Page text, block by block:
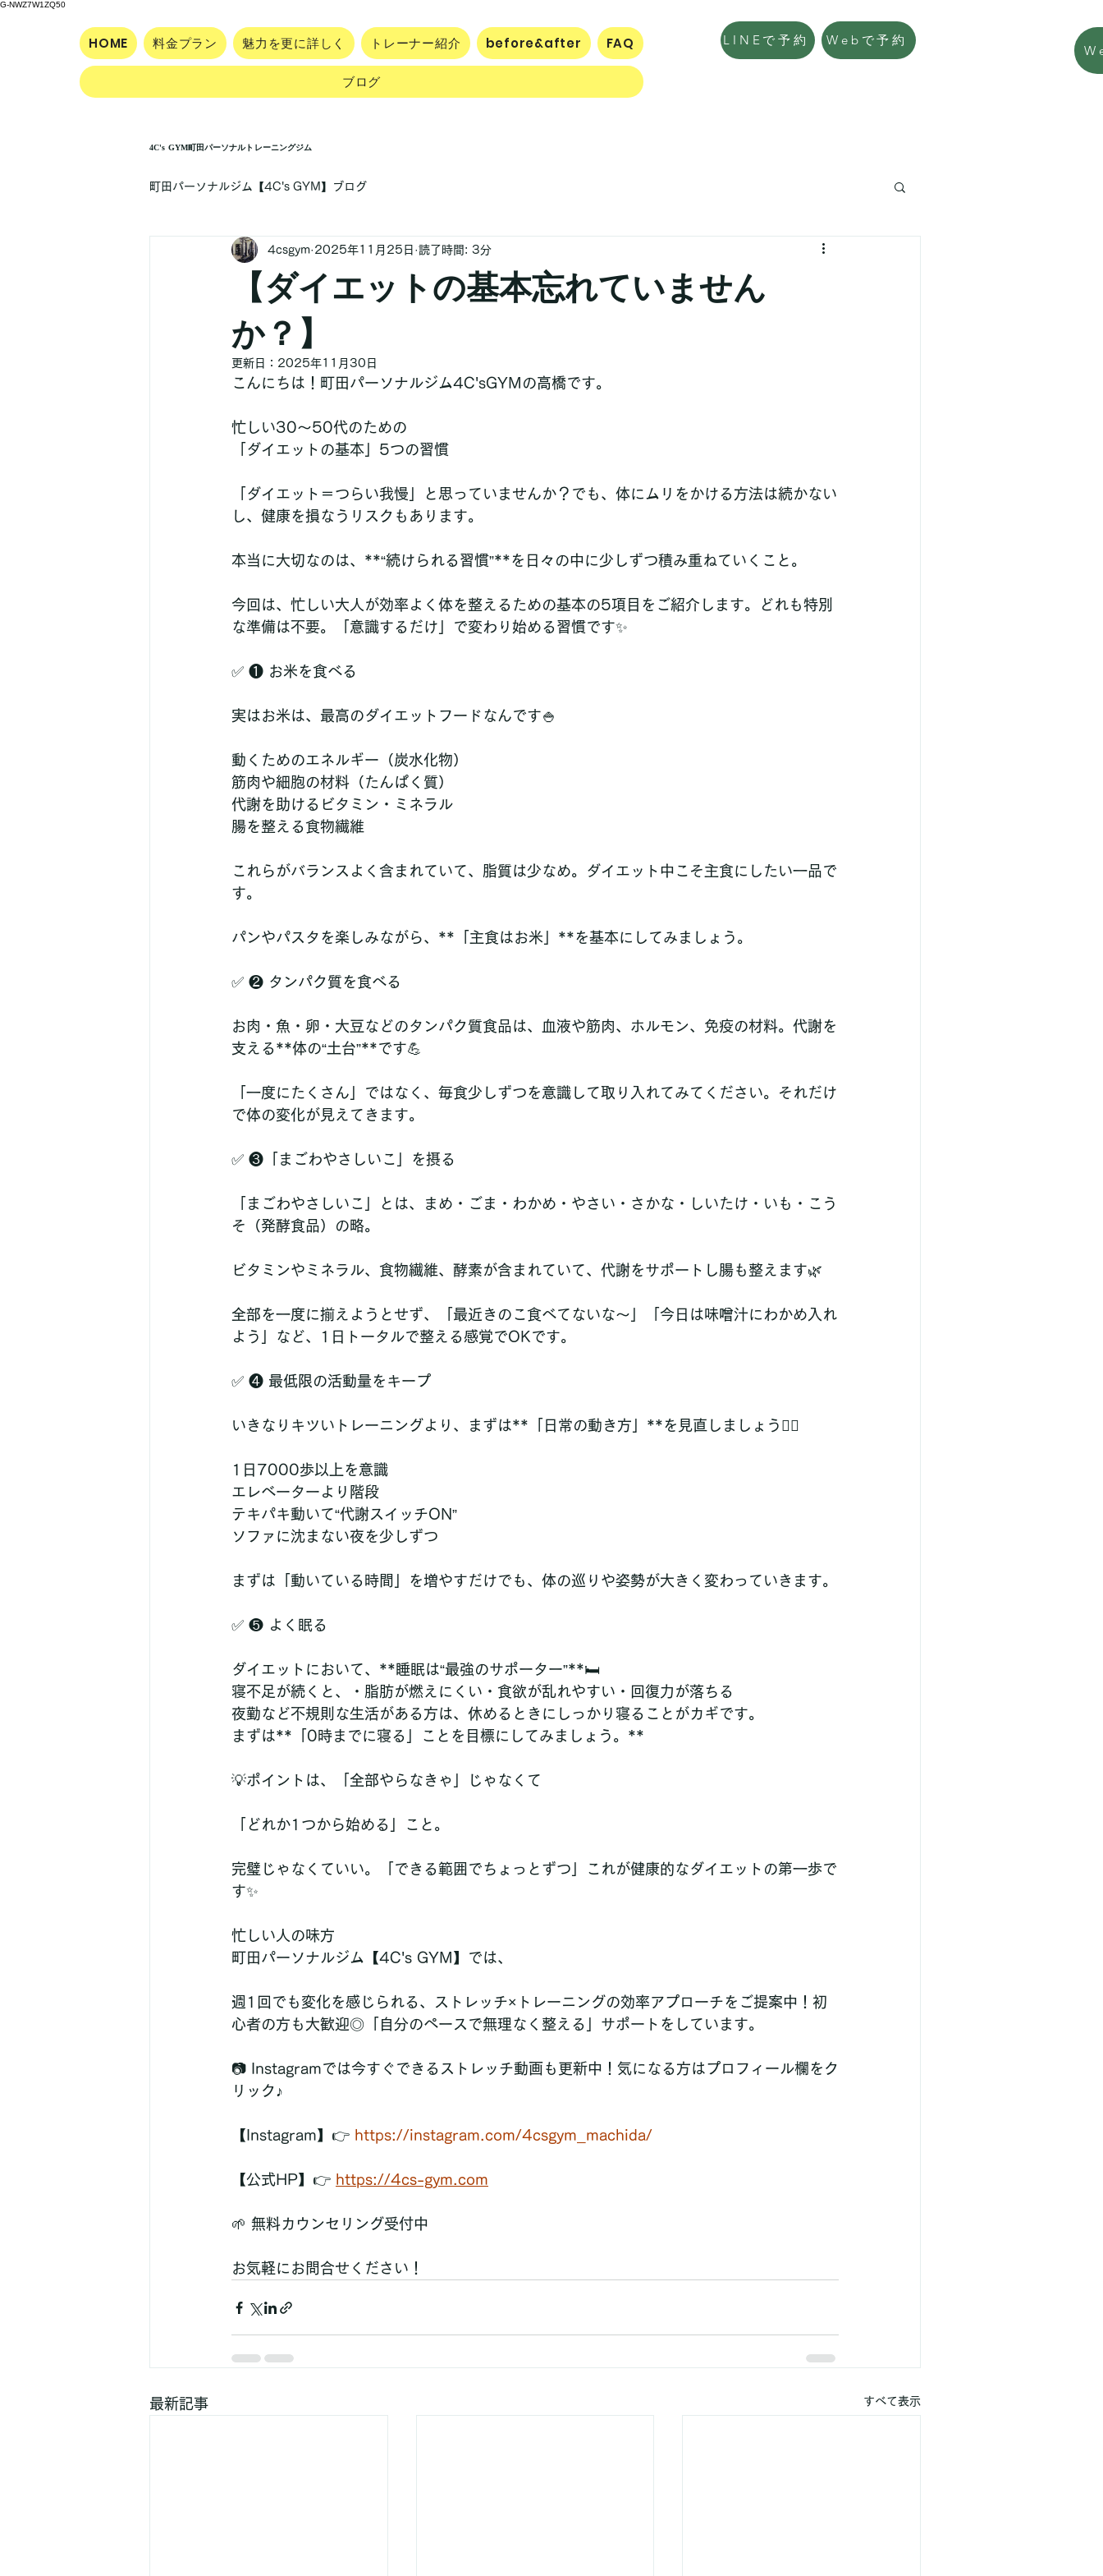
G-NWZ7W1ZQ50
HOME 料金プラン 魅力を更に詳しく トレーナー紹介 before&after FAQ
ブログ
LINEで予約 Webで予約
4C's GYM町田パーソナルトレーニングジム
町田パーソナルジム【4C's GYM】ブログ
【ダイエットの基本忘れていません
か？】
4csgym 2025年11月25日 読了時間: 3分
更新日： 2025年11月30日
こんにちは！町田パーソナルジム4C'sGYMの高橋です。
忙しい30〜50代のための
「ダイエットの基本」5つの習慣
「ダイエット＝つらい我慢」と思っていませんか？でも、体にムリをかける方法は続かない
し、健康を損なうリスクもあります。
本当に大切なのは、**“続けられる習慣”**を日々の中に少しずつ積み重ねていくこと。
今回は、忙しい大人が効率よく体を整えるための基本の5項目をご紹介します。どれも特別
な準備は不要。「意識するだけ」で変わり始める習慣です✨
✅ ❶ お米を食べる
実はお米は、最高のダイエットフードなんです🍚
動くためのエネルギー（炭水化物）
筋肉や細胞の材料（たんぱく質）
代謝を助けるビタミン・ミネラル
腸を整える食物繊維
これらがバランスよく含まれていて、脂質は少なめ。ダイエット中こそ主食にしたい一品で
す。
パンやパスタを楽しみながら、**「主食はお米」**を基本にしてみましょう。
✅ ❷ タンパク質を食べる
お肉・魚・卵・大豆などのタンパク質食品は、血液や筋肉、ホルモン、免疫の材料。代謝を
支える**体の“土台”**です💪
「一度にたくさん」ではなく、毎食少しずつを意識して取り入れてみてください。それだけ
で体の変化が見えてきます。
✅ ❸「まごわやさしいこ」を摂る
「まごわやさしいこ」とは、まめ・ごま・わかめ・やさい・さかな・しいたけ・いも・こう
そ（発酵食品）の略。
ビタミンやミネラル、食物繊維、酵素が含まれていて、代謝をサポートし腸も整えます🌿
全部を一度に揃えようとせず、「最近きのこ食べてないな〜」「今日は味噌汁にわかめ入れ
よう」など、1日トータルで整える感覚でOKです。
✅ ❹ 最低限の活動量をキープ
いきなりキツいトレーニングより、まずは**「日常の動き方」**を見直しましょう🚶‍♂️
1日7000歩以上を意識
エレベーターより階段
テキパキ動いて“代謝スイッチON”
ソファに沈まない夜を少しずつ
まずは「動いている時間」を増やすだけでも、体の巡りや姿勢が大きく変わっていきます。
✅ ❺ よく眠る
ダイエットにおいて、**睡眠は“最強のサポーター”**🛏️
寝不足が続くと、・脂肪が燃えにくい・食欲が乱れやすい・回復力が落ちる
夜勤など不規則な生活がある方は、休めるときにしっかり寝ることがカギです。
まずは**「0時までに寝る」ことを目標にしてみましょう。**
💡ポイントは、「全部やらなきゃ」じゃなくて
「どれか1つから始める」こと。
完璧じゃなくていい。「できる範囲でちょっとずつ」これが健康的なダイエットの第一歩で
す✨
忙しい人の味方
町田パーソナルジム【4C's GYM】では、
週1回でも変化を感じられる、ストレッチ×トレーニングの効率アプローチをご提案中！初
心者の方も大歓迎◎「自分のペースで無理なく整える」サポートをしています。
📷 Instagramでは今すぐできるストレッチ動画も更新中！気になる方はプロフィール欄をク
リック♪
【Instagram】👉 https://instagram.com/4csgym_machida/
【公式HP】👉 https://4cs-gym.com
🌱 無料カウンセリング受付中
お気軽にお問合せください！
最新記事 すべて表示